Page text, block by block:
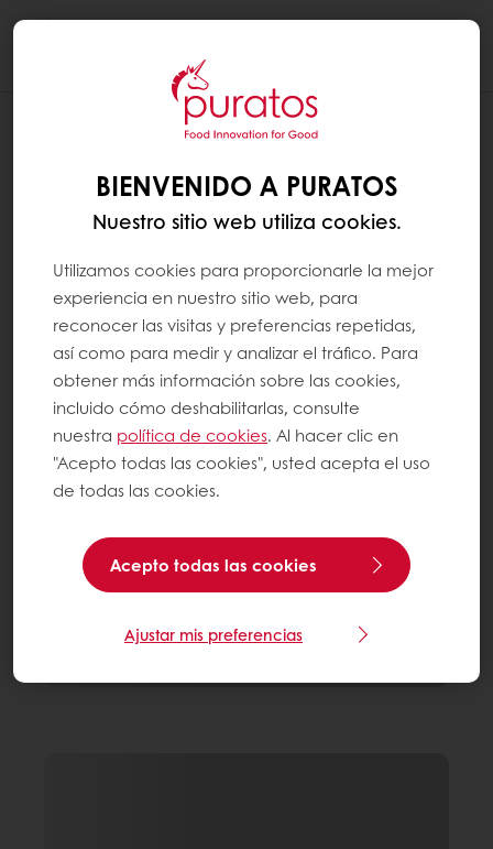
BIENVENIDO A PURATOS
Nuestro sitio web utiliza cookies.
Utilizamos cookies para proporcionarle la mejor
experiencia en nuestro sitio web, para
reconocer las visitas y preferencias repetidas,
así como para medir y analizar el tráfico. Para
obtener más información sobre las cookies,
incluido cómo deshabilitarlas, consulte
nuestra política de cookies. Al hacer clic en
"Acepto todas las cookies", usted acepta el uso
de todas las cookies.
Acepto todas las cookies
Ajustar mis preferencias